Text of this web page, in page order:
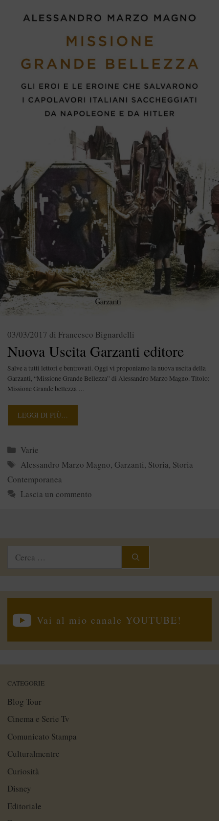
Nuova Uscita Garzanti editore
03/03/2017 di Francesco Bignardelli
Salve a tutti lettori e bentrovati. Oggi vi proponiamo la nuova uscita della
Garzanti, “Missione Grande Bellezza” di Alessandro Marzo Magno. Titolo:
Missione Grande bellezza …
LEGGI DI PIÙ…
Categorie
Varie
Tag
Alessandro Marzo Magno, Garzanti, Storia, Storia
Contemporanea
Lascia un commento
Vai al mio canale YOUTUBE!
CATEGORIE
Blog Tour
Cinema e Serie Tv
Comunicato Stampa
Culturalmentre
Curiosità
Disney
Editoriale